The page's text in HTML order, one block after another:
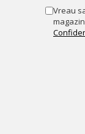
Vreau